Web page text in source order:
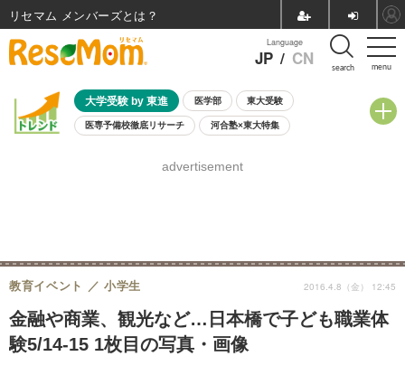
menu
Language
JP / CN search
大学受験 by 東進 医学部 東大受験
医専予備校徹底リサーチ 河合塾×東大特集
8月開催学校説明会・相談会
advertisement
金融や商業、観光など…日本橋で子ども職業体
験5/14-15 1枚目の写真・画像
教育イベント 小学生 2016.4.8（金） 12:45
リセマム メンバーズ